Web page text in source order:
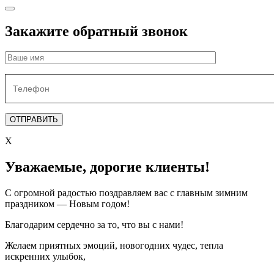
Закажите обратный звонок
X
Уважаемые, дорогие клиенты!
С огромной радостью поздравляем вас с главным зимним
праздником — Новым годом!
Благодарим сердечно за то, что вы с нами!
Желаем приятных эмоций, новогодних чудес, тепла
искренних улыбок,